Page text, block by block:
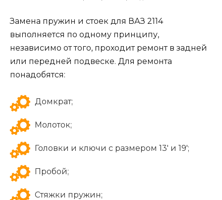
Замена пружин и стоек для ВАЗ 2114
выполняется по одному принципу,
независимо от того, проходит ремонт в задней
или передней подвеске. Для ремонта
понадобятся:
Домкрат;
Молоток;
Головки и ключи с размером 13′ и 19′;
Пробой;
Стяжки пружин;